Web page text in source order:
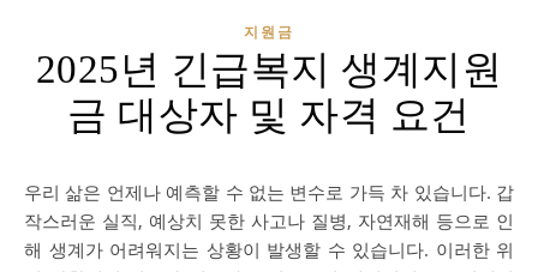
지원금
2025년 긴급복지 생계지원
금 대상자 및 자격 요건
우리 삶은 언제나 예측할 수 없는 변수로 가득 차 있습니다. 갑
작스러운 실직, 예상치 못한 사고나 질병, 자연재해 등으로 인
해 생계가 어려워지는 상황이 발생할 수 있습니다. 이러한 위